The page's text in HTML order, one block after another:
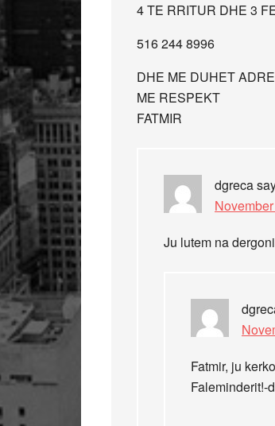
4 TE RRITUR DHE 3
516 244 8996
DHE ME DUHET
ME RESPEKT
FATMIR
dgreca
Ju lutem na
Fatmir, ju
Faleminderit!-